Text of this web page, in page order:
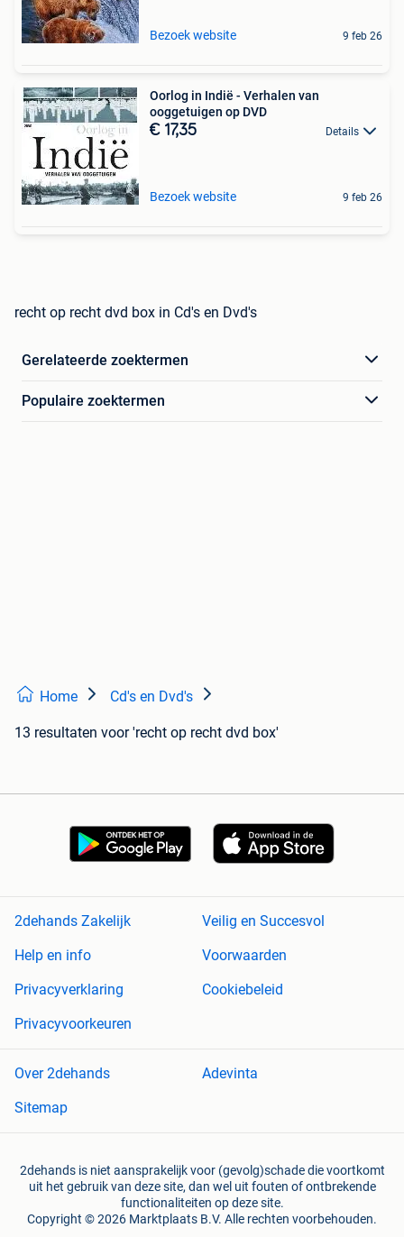
Bezoek website 9 feb 26
Oorlog in Indië - Verhalen van
ooggetuigen op DVD
€ 17,35 Details
Bezoek website 9 feb 26
recht op recht dvd box in Cd's en Dvd's
Gerelateerde zoektermen
Populaire zoektermen
Home Cd's en Dvd's
13 resultaten voor 'recht op recht dvd box'
2dehands Zakelijk
Veilig en Succesvol
Help en info
Voorwaarden
Privacyverklaring
Cookiebeleid
Privacyvoorkeuren
Over 2dehands
Adevinta
Sitemap
2dehands is niet aansprakelijk voor (gevolg)schade die voortkomt
uit het gebruik van deze site, dan wel uit fouten of ontbrekende
functionaliteiten op deze site.
Copyright © 2026 Marktplaats B.V. Alle rechten voorbehouden.